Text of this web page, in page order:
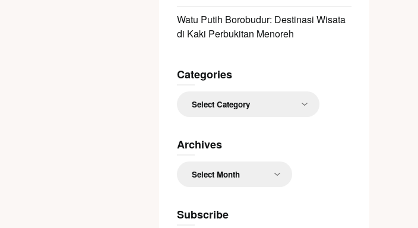
Watu Putih Borobudur: Destinasi Wisata
di Kaki Perbukitan Menoreh
Categories
Archives
Subscribe